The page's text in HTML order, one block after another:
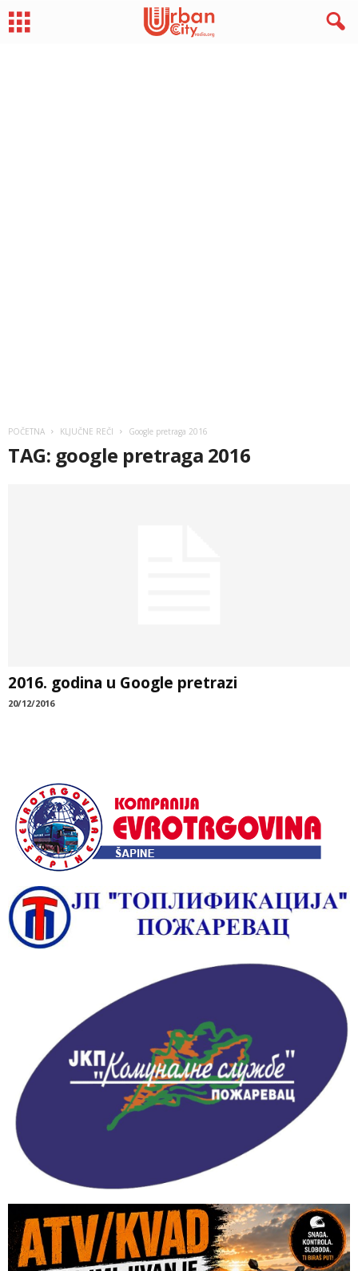
POČETNA KLJUČNE REČI Google pretraga 2016
TAG: google pretraga 2016
2016. godina u Google pretrazi
20/12/2016